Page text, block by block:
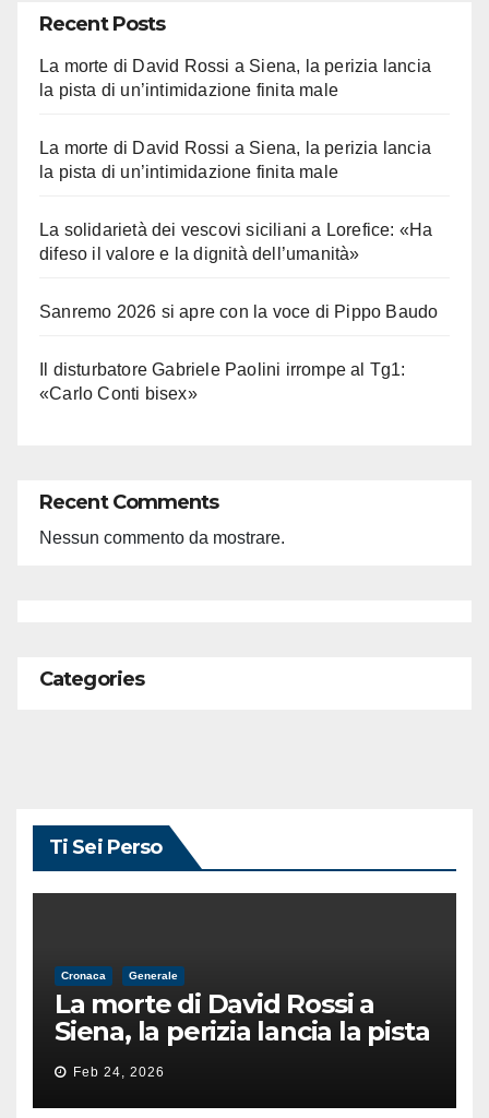
Recent Posts
La morte di David Rossi a Siena, la perizia lancia
la pista di un’intimidazione finita male
La morte di David Rossi a Siena, la perizia lancia
la pista di un’intimidazione finita male
La solidarietà dei vescovi siciliani a Lorefice: «Ha
difeso il valore e la dignità dell’umanità»
Sanremo 2026 si apre con la voce di Pippo Baudo
Il disturbatore Gabriele Paolini irrompe al Tg1:
«Carlo Conti bisex»
Recent Comments
Nessun commento da mostrare.
Categories
Ti Sei Perso
Cronaca Generale
La morte di David Rossi a
Siena, la perizia lancia la pista
di un’intimidazione finita
male
Feb 24, 2026